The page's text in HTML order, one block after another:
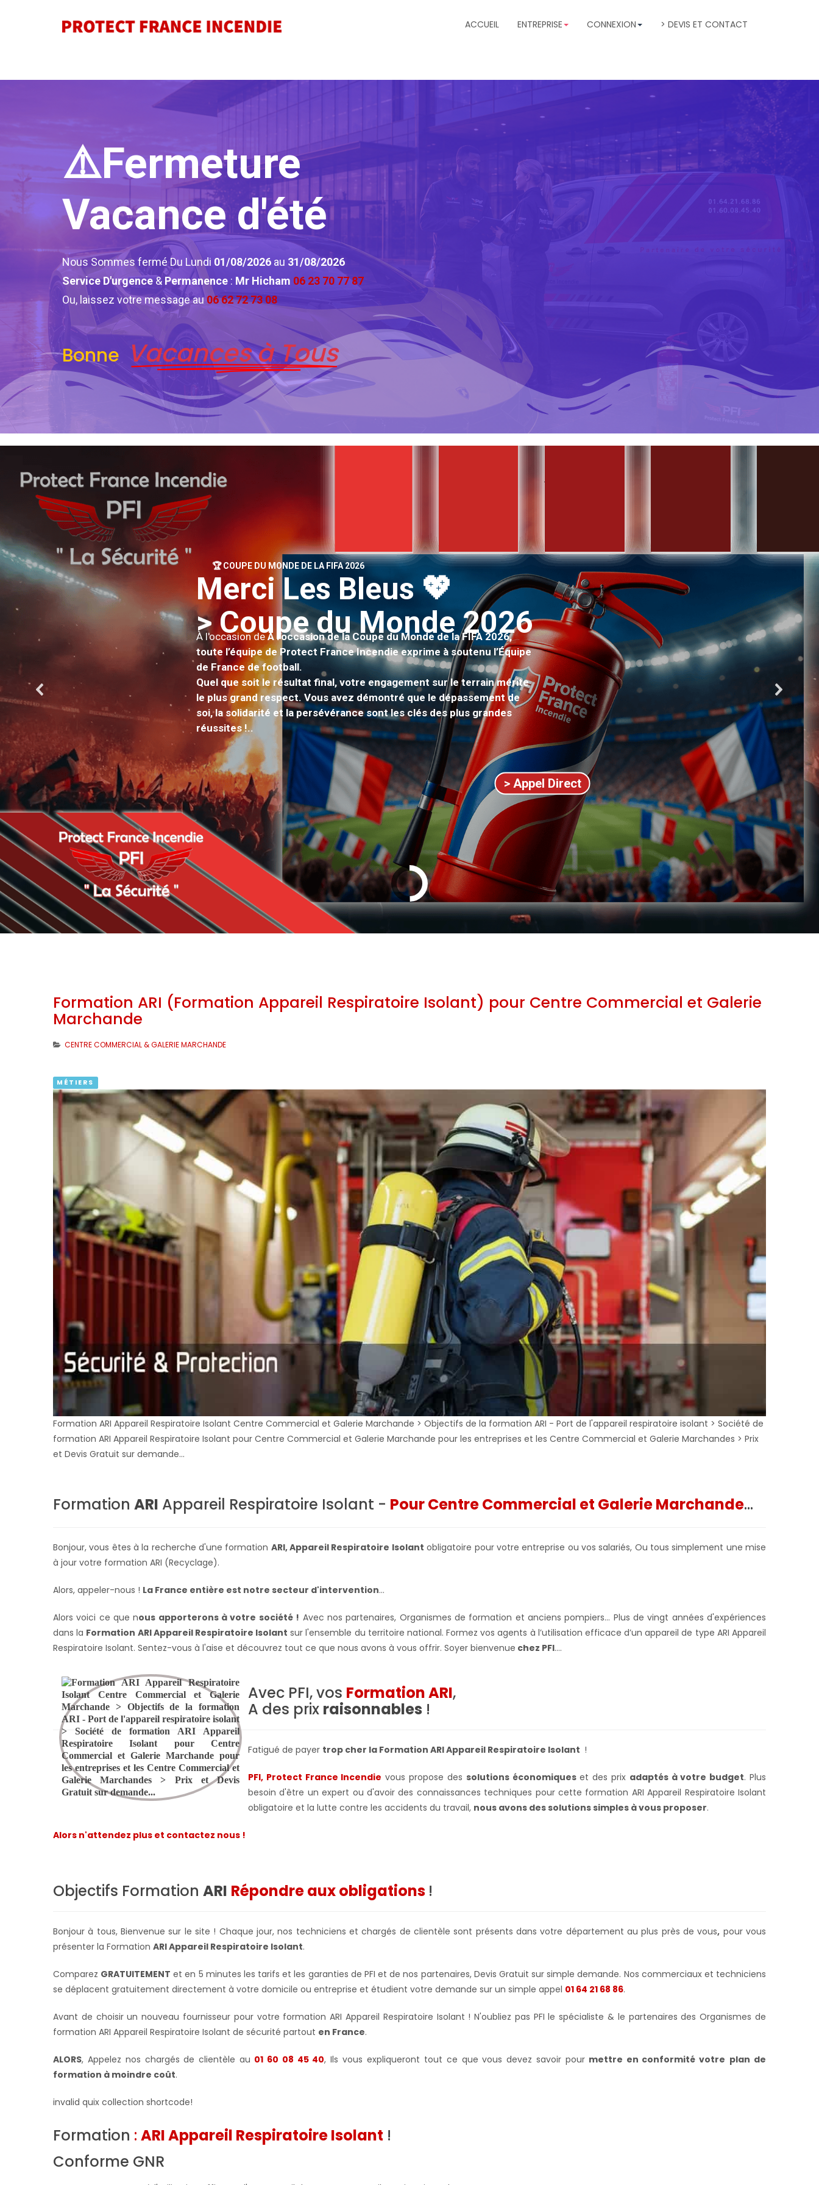
ACCUEIL ENTREPRISE CONNEXION > DEVIS ET CONTACT
⚠️Fermeture
Vacance d'été
Nous Sommes fermé Du Lundi 01/08/2026 au 31/08/2026
Service D'urgence& Permanence : Mr Hicham 06 23 70 77 87
Ou, laissez votre message au06 62 72 73 08
Bonne Vacances à Tous
> Appel Direct
À l'occasion deÀ l’occasion de la Coupe du Monde de la FIFA 2026,
toute l’équipe de Protect France Incendie exprime à soutenu l’Équipe
de France de football.
Quel que soit le résultat final, votre engagement sur le terrain mérite
le plus grand respect. Vous avez démontré que le dépassement de
soi, la solidarité et la persévérance sont les clés des plus grandes
réussites !..
Merci Les Bleus 💖
> Coupe du Monde 2026
🏆 COUPE DU MONDE DE LA FIFA 2026
Formation ARI (Formation Appareil Respiratoire Isolant) pour Centre Commercial et Galerie
Marchande
CENTRE COMMERCIAL & GALERIE MARCHANDE
MÉTIERS
Formation ARI Appareil Respiratoire Isolant Centre Commercial et Galerie Marchande > Objectifs de la formation ARI - Port de l'appareil respiratoire isolant > Société de
formation ARI Appareil Respiratoire Isolant pour Centre Commercial et Galerie Marchande pour les entreprises et les Centre Commercial et Galerie Marchandes > Prix
et Devis Gratuit sur demande...
Formation ARI Appareil Respiratoire Isolant - Pour Centre Commercial et Galerie Marchande...
Bonjour, vous êtes à la recherche d'une formation ARI, Appareil Respiratoire Isolant obligatoire pour votre entreprise ou vos salariés, Ou tous simplement une mise
à jour votre formation ARI (Recyclage).
Alors, appeler-nous ! La France entière est notre secteur d'intervention...
Alors voici ce que nous apporterons à votre société ! Avec nos partenaires, Organismes de formation et anciens pompiers... Plus de vingt années d'expériences
dans la Formation ARI Appareil Respiratoire Isolant sur l'ensemble du territoire national. Formez vos agents à l’utilisation efficace d’un appareil de type ARI Appareil
Respiratoire Isolant. Sentez-vous à l'aise et découvrez tout ce que nous avons à vous offrir. Soyer bienvenue chez PFI….
Avec PFI, vos Formation ARI,
A des prix raisonnables !
Fatigué de payer trop cher la Formation ARI Appareil Respiratoire Isolant !
PFI, Protect France Incendie vous propose des solutions économiqueset des prix adaptés à votre budget. Plus
besoin d'être un expert ou d'avoir des connaissances techniques pour cette formation ARI Appareil Respiratoire Isolant
obligatoire et la lutte contre les accidents du travail, nous avons des solutions simples à vous proposer.
Alors n'attendez plus et contactez nous !
Objectifs Formation ARI Répondre aux obligations !
Bonjour à tous, Bienvenue sur le site ! Chaque jour, nos techniciens et chargés de clientèle sont présents dans votre département au plus près de vous, pour vous
présenter la Formation ARI Appareil Respiratoire Isolant.
Comparez GRATUITEMENT et en 5 minutes les tarifs et les garanties de PFI et de nos partenaires, Devis Gratuit sur simple demande. Nos commerciaux et techniciens
se déplacent gratuitement directement à votre domicile ou entreprise et étudient votre demande sur un simple appel 01 64 21 68 86.
Avant de choisir un nouveau fournisseur pour votre formation ARI Appareil Respiratoire Isolant ! N'oubliez pas PFI le spécialiste & le partenaires des Organismes de
formation ARI Appareil Respiratoire Isolant de sécurité partout en France.
ALORS, Appelez nos chargés de clientèle au 01 60 08 45 40, Ils vous expliqueront tout ce que vous devez savoir pourmettre en conformité votre plan de
formation à moindre coût.
invalid quix collection shortcode!
Formation : ARI Appareil Respiratoire Isolant !
Conforme GNR